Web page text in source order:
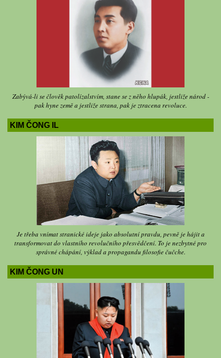
Zabývá-li se člověk patolízalstvím, stane se z něho hlupák, jestliže národ -
pak hyne země a jestliže strana, pak je ztracena revoluce.
KIM ČONG IL
Je třeba vnímat stranické ideje jako absolutní pravdu, pevně je hájit a
transformovat do vlastního revolučního přesvědčení. To je nezbytné pro
správné chápání, výklad a propagandu filosofie čučche.
KIM ČONG UN